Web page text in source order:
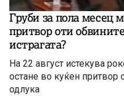
Груби за пола месец
притвор оти
истрагата?
На 22 август истекува
остане во куќен притвор
одлука